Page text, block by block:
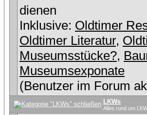
dienen
Inklusive: Oldtimer
Oldtimer Literatur,
Museumsstücke?,
Museumsexponate
(Benutzer im Forum
LKWs
Alles rund um